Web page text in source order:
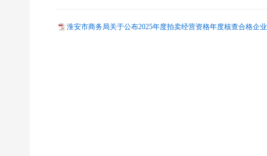
淮安市商务局关于公布2025年度拍卖经营资格年度核查合格企